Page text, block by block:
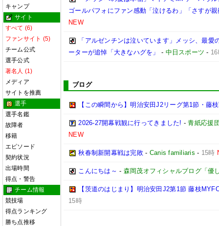
キャンプ
サイト
すべて (6)
ファンサイト (5)
チーム公式
選手公式
著名人 (1)
メディア
サイトを推薦
選手
選手名鑑
故障者
移籍
エピソード
契約状況
出場時間
得点・警告
チーム情報
競技場
得点ランキング
勝ち点推移
ゴールパフォにファン感動「泣けるわ」「さすが
NEW
「アルゼンチンは泣いています」メッシ、最
ーターが追悼「大きなハグを」
- 中日スポーツ -
ブログ
【この瞬間から】明治安田J2リーグ第1節・藤
2026-27開幕戦観に行ってきました! -青紙応援
NEW
秋春制新開幕戦は完敗- Canis familiaris - 15時
こんにちは～ - 森岡茂オフィシャルブログ「優
【茨道のはじまり】明治安田J2第1節 藤枝
15時